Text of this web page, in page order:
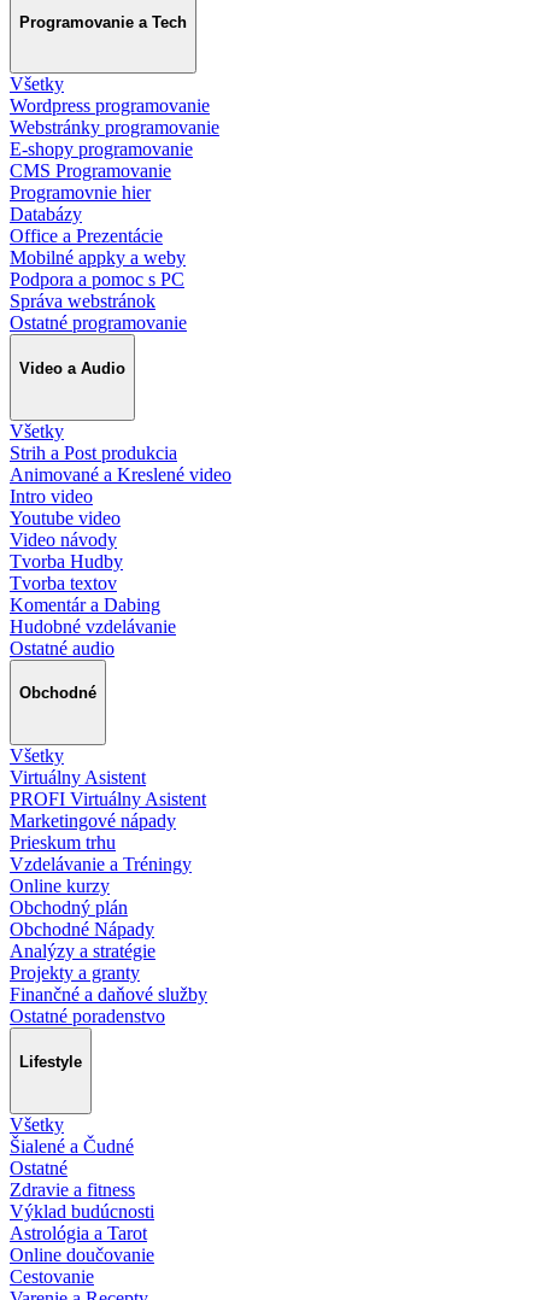
Programovanie a Tech
Všetky
Wordpress programovanie
Webstránky programovanie
E-shopy programovanie
CMS Programovanie
Programovnie hier
Databázy
Office a Prezentácie
Mobilné appky a weby
Podpora a pomoc s PC
Správa webstránok
Ostatné programovanie
Video a Audio
Všetky
Strih a Post produkcia
Animované a Kreslené video
Intro video
Youtube video
Video návody
Tvorba Hudby
Tvorba textov
Komentár a Dabing
Hudobné vzdelávanie
Ostatné audio
Obchodné
Všetky
Virtuálny Asistent
PROFI Virtuálny Asistent
Marketingové nápady
Prieskum trhu
Vzdelávanie a Tréningy
Online kurzy
Obchodný plán
Obchodné Nápady
Analýzy a stratégie
Projekty a granty
Finančné a daňové služby
Ostatné poradenstvo
Lifestyle
Všetky
Šialené a Čudné
Ostatné
Zdravie a fitness
Výklad budúcnosti
Astrológia a Tarot
Online doučovanie
Cestovanie